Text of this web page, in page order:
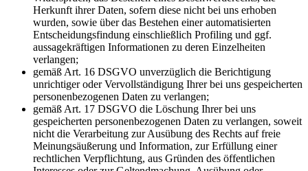
Herkunft ihrer Daten, sofern diese nicht bei uns erhoben
wurden, sowie über das Bestehen einer automatisierten
Entscheidungsfindung einschließlich Profiling und ggf.
aussagekräftigen Informationen zu deren Einzelheiten
verlangen;
gemäß Art. 16 DSGVO unverzüglich die Berichtigung
unrichtiger oder Vervollständigung Ihrer bei uns gespeicherten
personenbezogenen Daten zu verlangen;
gemäß Art. 17 DSGVO die Löschung Ihrer bei uns
gespeicherten personenbezogenen Daten zu verlangen, soweit
nicht die Verarbeitung zur Ausübung des Rechts auf freie
Meinungsäußerung und Information, zur Erfüllung einer
rechtlichen Verpflichtung, aus Gründen des öffentlichen